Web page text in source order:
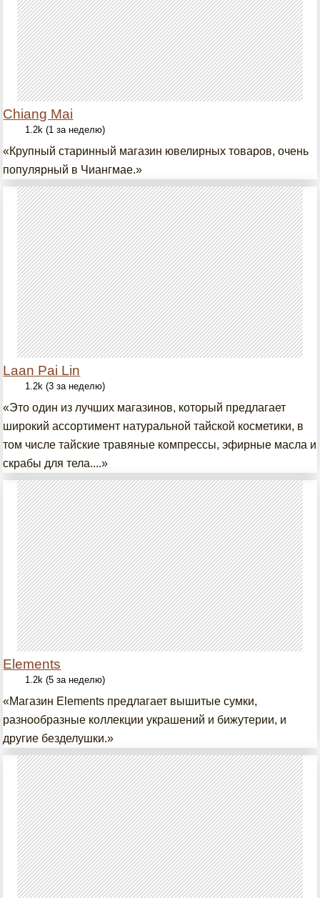
Chiang Mai
1.2k (1 за неделю)
«Крупный старинный магазин ювелирных товаров, очень
популярный в Чиангмае.»
Laan Pai Lin
1.2k (3 за неделю)
«Это один из лучших магазинов, который предлагает
широкий ассортимент натуральной тайской косметики, в
том числе тайские травяные компрессы, эфирные масла и
скрабы для тела....»
Elements
1.2k (5 за неделю)
«Магазин Elements предлагает вышитые сумки,
разнообразные коллекции украшений и бижутерии, и
другие безделушки.»